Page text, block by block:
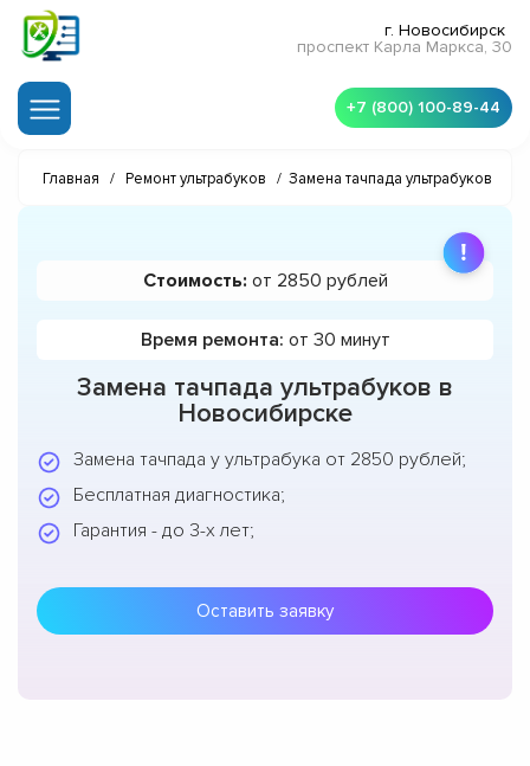
г. Новосибирск
проспект Карла Маркса, 30
+7 (800) 100-89-44
Главная / Ремонт ультрабуков / Замена тачпада ультрабуков
Замена тачпада ультрабуков в
Новосибирске
Замена тачпада у ультрабука от 2850 рублей;
Бесплатная диагностика;
Гарантия - до 3-х лет;
Оставить заявку
Стоимость: от 2850 рублей
Время ремонта: от 30 минут